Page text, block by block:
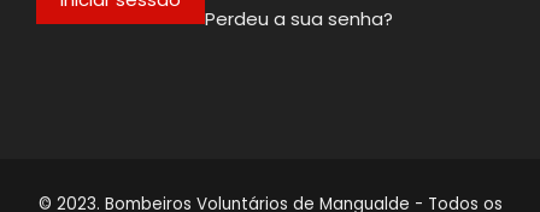
Perdeu a sua senha?
© 2023. Bombeiros Voluntários de Mangualde - Todos os